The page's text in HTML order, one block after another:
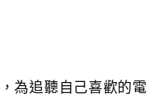
為追聽自己喜歡的電